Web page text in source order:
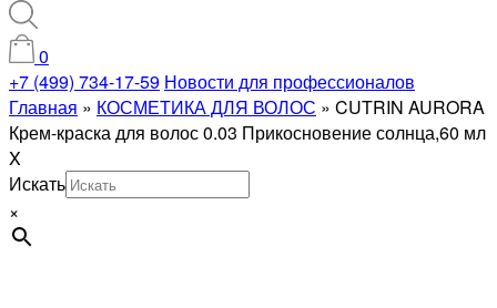
0
+7 (499) 734-17-59 Новости для профессионалов
Главная » КОСМЕТИКА ДЛЯ ВОЛОС » CUTRIN AURORA
Крем-краска для волос 0.03 Прикосновение солнца,60 мл
X
Искать
×